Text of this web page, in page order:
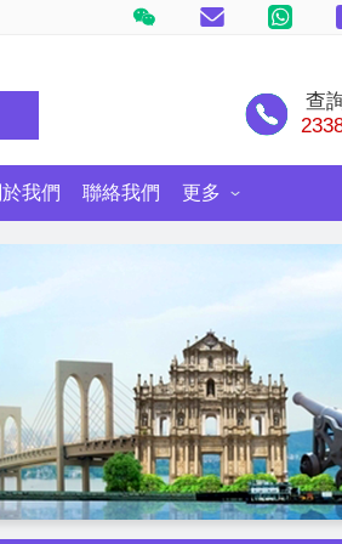
查
尼郵輪探險號
我們 聯絡我們 更多